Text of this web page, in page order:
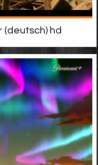
(deutsch) hd